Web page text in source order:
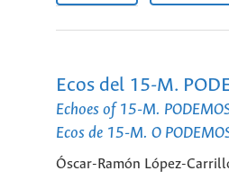
Ecos del 15-M.
Echoes of 15-M.
Ecos de 15-M. O
Óscar-Ramón López-